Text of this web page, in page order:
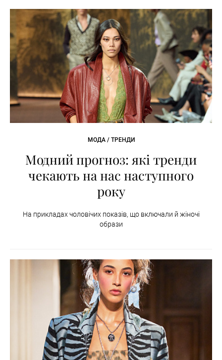
МОДА / ТРЕНДИ
Модний прогноз: які тренди
чекають на нас наступного
року
На прикладах чоловічих показів, що включали й жіночі
образи